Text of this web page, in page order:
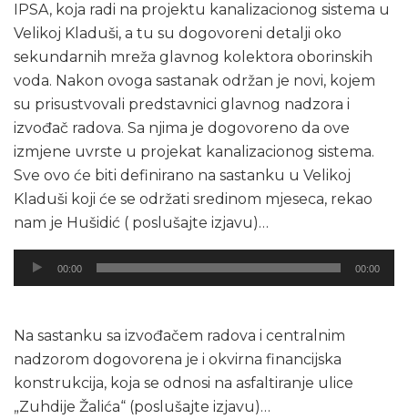
IPSA, koja radi na projektu kanalizacionog sistema u
Velikoj Kladuši, a tu su dogovoreni detalji oko
sekundarnih mreža glavnog kolektora oborinskih
voda. Nakon ovoga sastanak održan je novi, kojem
su prisustvovali predstavnici glavnog nadzora i
izvođač radova. Sa njima je dogovoreno da ove
izmjene uvrste u projekat kanalizacionog sistema.
Sve ovo će biti definirano na sastanku u Velikoj
Kladuši koji će se održati sredinom mjeseca, rekao
nam je Hušidić ( poslušajte izjavu)…
Audio
Player
00:00 00:00
Na sastanku sa izvođačem radova i centralnim
nadzorom dogovorena je i okvirna financijska
konstrukcija, koja se odnosi na asfaltiranje ulice
„Zuhdije Žalića“ (poslušajte izjavu)…